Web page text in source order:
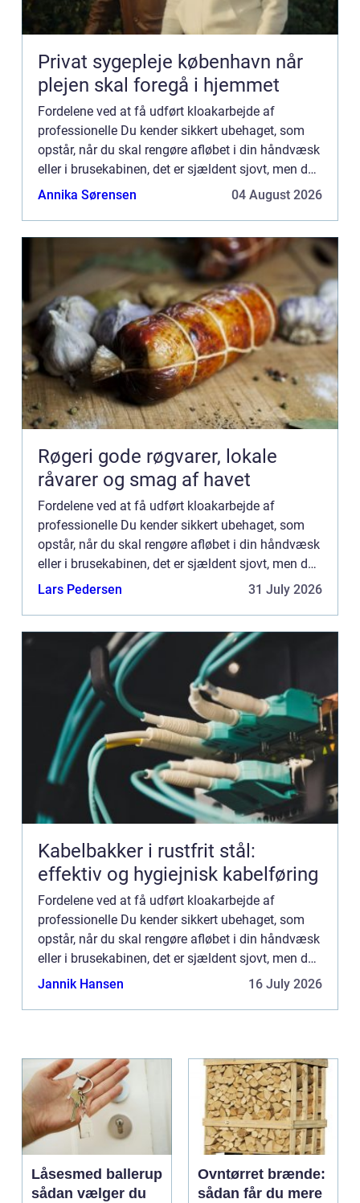
Privat sygepleje københavn når
plejen skal foregå i hjemmet
Fordelene ved at få udført kloakarbejde af
professionelle Du kender sikkert ubehaget, som
opstår, når du skal rengøre afløbet i din håndvæsk
eller i brusekabinen, det er sjældent sjovt, men du
...
Annika Sørensen 04 August 2026
Røgeri gode røgvarer, lokale
råvarer og smag af havet
Fordelene ved at få udført kloakarbejde af
professionelle Du kender sikkert ubehaget, som
opstår, når du skal rengøre afløbet i din håndvæsk
eller i brusekabinen, det er sjældent sjovt, men du
...
Lars Pedersen 31 July 2026
Kabelbakker i rustfrit stål:
effektiv og hygiejnisk kabelføring
Fordelene ved at få udført kloakarbejde af
professionelle Du kender sikkert ubehaget, som
opstår, når du skal rengøre afløbet i din håndvæsk
eller i brusekabinen, det er sjældent sjovt, men du
...
Jannik Hansen 16 July 2026
Låsesmed ballerup
sådan vælger du
Ovntørret brænde:
sådan får du mere